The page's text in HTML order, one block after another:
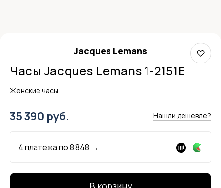
Jacques Lemans
Часы Jacques Lemans 1-2151E
Женские часы
35 390 руб. Нашли дешевле?
4 платежа по8 848 →
В корзину